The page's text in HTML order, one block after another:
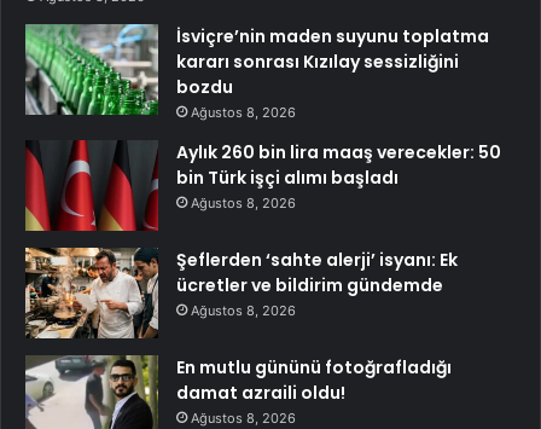
İsviçre’nin maden suyunu toplatma
kararı sonrası Kızılay sessizliğini
bozdu
Ağustos 8, 2026
Aylık 260 bin lira maaş verecekler: 50
bin Türk işçi alımı başladı
Ağustos 8, 2026
Şeflerden ‘sahte alerji’ isyanı: Ek
ücretler ve bildirim gündemde
Ağustos 8, 2026
En mutlu gününü fotoğrafladığı
damat azraili oldu!
Ağustos 8, 2026